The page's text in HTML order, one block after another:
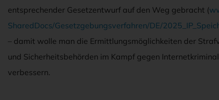
entsprechender Gesetzentwurf auf den Weg gebracht (
SharedDocs/Gesetzgebungsverfahren/DE/
– damit wolle man die Ermittlungsmöglichkeiten der
und Sicherheitsbehörden im Kampf gegen
verbessern.